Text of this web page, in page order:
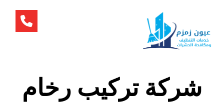
شركة تركيب رخام